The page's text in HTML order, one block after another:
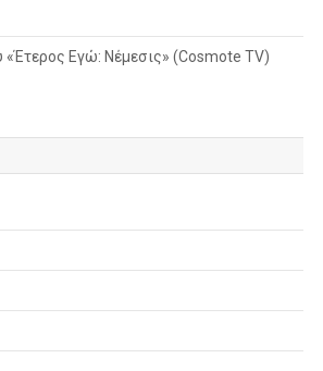
«Έτερος Εγώ: Νέμεσις» (Cosmote TV)